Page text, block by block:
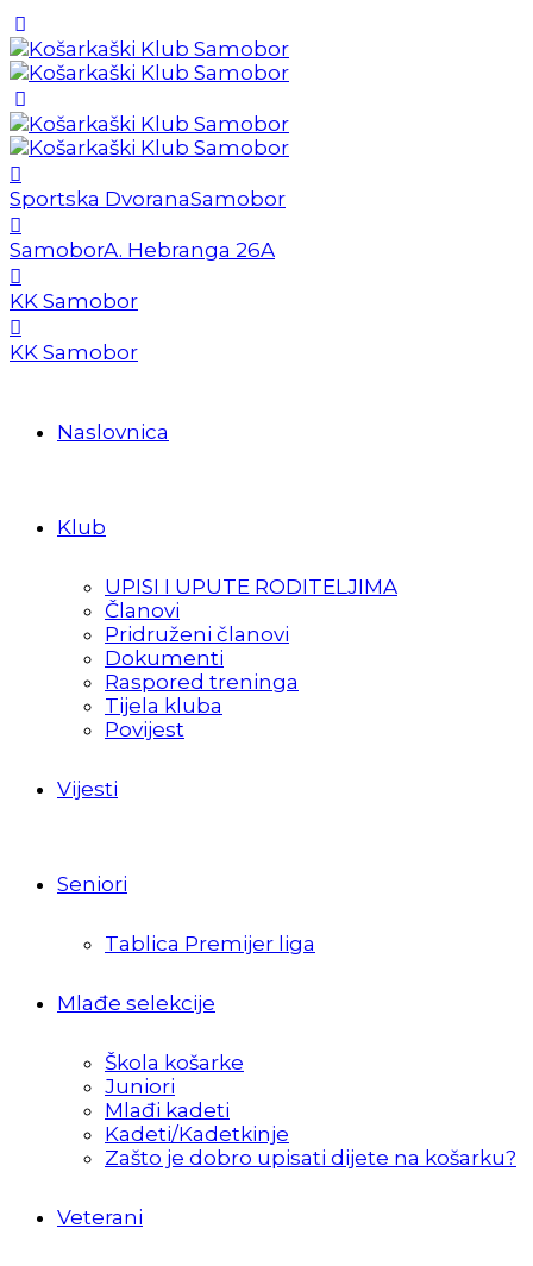
Sportska DvoranaSamobor
SamoborA. Hebranga 26A
KK Samobor
KK Samobor
Naslovnica
Klub
UPISI I UPUTE RODITELJIMA
Članovi
Pridruženi članovi
Dokumenti
Raspored treninga
Tijela kluba
Povijest
Vijesti
Seniori
Tablica Premijer liga
Mlađe selekcije
Škola košarke
Juniori
Mlađi kadeti
Kadeti/Kadetkinje
Zašto je dobro upisati dijete na košarku?
Veterani